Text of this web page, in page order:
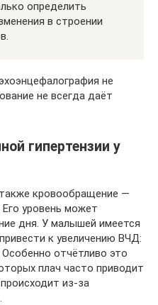
определить
в строении
не
не всегда даёт
гипертензии у
кровообращение —
Его уровень может
дня. У малышей имеется
к увеличению ВЧД:
отчётливо это
плач часто приводит
из-за